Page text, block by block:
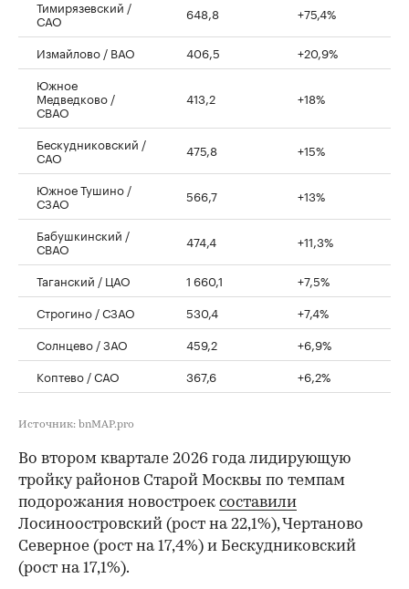
Тимирязевский /
САО 648,8 +75,4%
Измайлово / ВАО 406,5
+20,9%
Южное
Медведково /
СВАО
413,2 +18%
Бескудниковский /
САО 475,8 +15%
Южное Тушино /
СЗАО 566,7 +13%
Бабушкинский /
СВАО 474,4 +11,3%
Таганский / ЦАО 1 660,1
+7,5%
Строгино / СЗАО
530,4
+7,4%
Солнцево / ЗАО
459,2
+6,9%
Коптево / САО
367,6 +6,2%
Источник: bnMAP.pro
Во втором квартале 2026 года лидирующую
тройку районов Старой Москвы по темпам
подорожания новостроек составили
Лосиноостровский (рост на 22,1%), Чертаново
Северное (рост на 17,4%) и Бескудниковский
(рост на 17,1%).